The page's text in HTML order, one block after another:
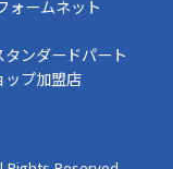
スタッフの日常
ォームネット
タンダードパート
ップ加盟店